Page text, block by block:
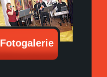
Fotogalerie